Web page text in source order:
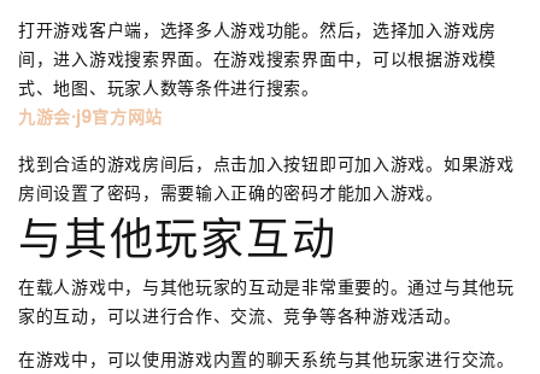
打开游戏客户端，选择多人游戏功能。然后，选择加入游戏房
间，进入游戏搜索界面。在游戏搜索界面中，可以根据游戏模
式、地图、玩家人数等条件进行搜索。
九游会·j9官方网站
找到合适的游戏房间后，点击加入按钮即可加入游戏。如果游戏
房间设置了密码，需要输入正确的密码才能加入游戏。
与其他玩家互动
在载人游戏中，与其他玩家的互动是非常重要的。通过与其他玩
家的互动，可以进行合作、交流、竞争等各种游戏活动。
在游戏中，可以使用游戏内置的聊天系统与其他玩家进行交流。